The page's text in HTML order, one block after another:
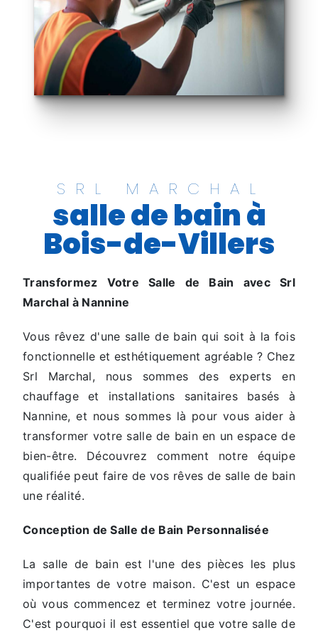
SRL MARCHAL
salle de bain à
Bois-de-Villers
Transformez Votre Salle de Bain avec Srl
Marchal à Nannine
Vous rêvez d'une salle de bain qui soit à la fois
fonctionnelle et esthétiquement agréable ? Chez
Srl Marchal, nous sommes des experts en
chauffage et installations sanitaires basés à
Nannine, et nous sommes là pour vous aider à
transformer votre salle de bain en un espace de
bien-être. Découvrez comment notre équipe
qualifiée peut faire de vos rêves de salle de bain
une réalité.
Conception de Salle de Bain Personnalisée
La salle de bain est l'une des pièces les plus
importantes de votre maison. C'est un espace
où vous commencez et terminez votre journée.
C'est pourquoi il est essentiel que votre salle de